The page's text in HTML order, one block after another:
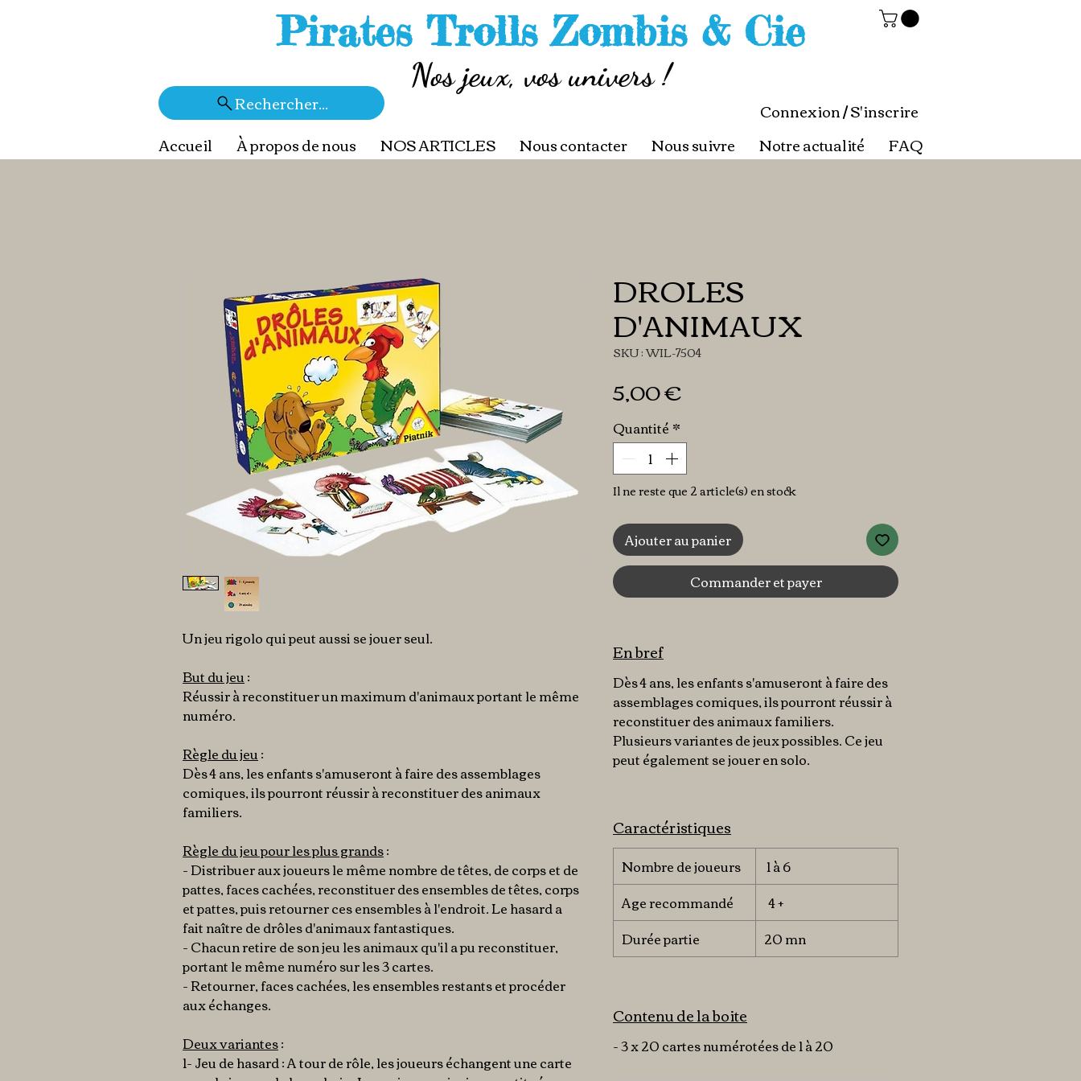
Pirates Trolls Zombis & Cie
Nos jeux, vos univers !
Connexion / S'inscrire
Rechercher...
Accueil
À propos de nous NOS ARTICLES Nous contacter Nous suivre Notre actualité FAQ
Un jeu rigolo qui peut aussi se jouer seul.
But du jeu:
Réussir à reconstituer un maximum d'animaux portant le même
numéro.
Règle du jeu:
Dès 4 ans, les enfants s'amuseront à faire des assemblages
comiques, ils pourront réussir à reconstituer des animaux
familiers.
Règle du jeu pour les plus grands:
- Distribuer aux joueurs le même nombre de têtes, de corps et de
pattes, faces cachées, reconstituer des ensembles de têtes, corps
et pattes, puis retourner ces ensembles à l'endroit. Le hasard a
fait naître de drôles d'animaux fantastiques.
- Chacun retire de son jeu les animaux qu'il a pu reconstituer,
portant le même numéro sur les 3 cartes.
- Retourner, faces cachées, les ensembles restants et procéder
aux échanges.
Deux variantes:
1- Jeu de hasard : A tour de rôle, les joueurs échangent une carte
DROLES
D'ANIMAUX
SKU : WIL-7504
5,00 €Prix
Quantité *
Il ne reste que 2 article(s) en stock
Ajouter au panier
Commander et payer
En bref
Dès 4 ans, les enfants s'amuseront à faire des
assemblages comiques, ils pourront réussir à
reconstituer des animaux familiers.
Plusieurs variantes de jeux possibles. Ce jeu
peut également se jouer en solo.
Caractéristiques
Nombre de joueurs
1 à 6
Age recommandé
4 +
Durée partie
20 mn
Contenu de la boite
- 3 x 20 cartes numérotées de 1 à 20